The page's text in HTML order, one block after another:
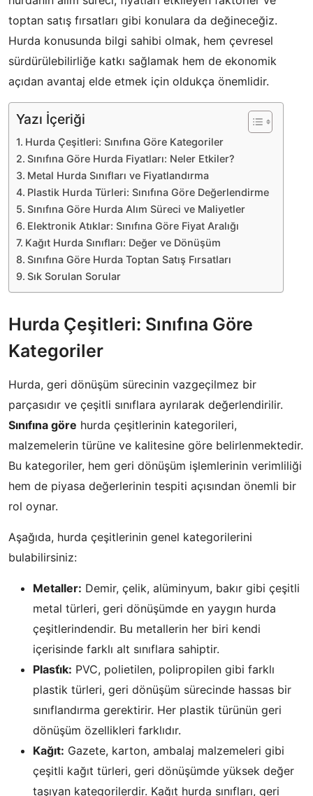
toptan satış fırsatları gibi konulara da değineceğiz.
Hurda konusunda bilgi sahibi olmak, hem çevresel
sürdürülebilirliğe katkı sağlamak hem de ekonomik
açıdan avantaj elde etmek için oldukça önemlidir.
Yazı İçeriği
Hurda Çeşitleri: Sınıfına Göre Kategoriler
Sınıfına Göre Hurda Fiyatları: Neler Etkiler?
Metal Hurda Sınıfları ve Fiyatlandırma
Plastik Hurda Türleri: Sınıfına Göre Değerlendirme
Sınıfına Göre Hurda Alım Süreci ve Maliyetler
Elektronik Atıklar: Sınıfına Göre Fiyat Aralığı
Kağıt Hurda Sınıfları: Değer ve Dönüşüm
Sınıfına Göre Hurda Toptan Satış Fırsatları
Sık Sorulan Sorular
Hurda Çeşitleri: Sınıfına Göre
Kategoriler
Hurda, geri dönüşüm sürecinin vazgeçilmez bir
parçasıdır ve çeşitli sınıflara ayrılarak değerlendirilir.
Sınıfına göre hurda çeşitlerinin kategorileri,
malzemelerin türüne ve kalitesine göre belirlenmektedir.
Bu kategoriler, hem geri dönüşüm işlemlerinin verimliliği
hem de piyasa değerlerinin tespiti açısından önemli bir
rol oynar.
Aşağıda, hurda çeşitlerinin genel kategorilerini
bulabilirsiniz:
Metaller: Demir, çelik, alüminyum, bakır gibi çeşitli
metal türleri, geri dönüşümde en yaygın hurda
çeşitlerindendir. Bu metallerin her biri kendi
içerisinde farklı alt sınıflara sahiptir.
Plasti̇k: PVC, polietilen, polipropilen gibi farklı
plastik türleri, geri dönüşüm sürecinde hassas bir
sınıflandırma gerektirir. Her plastik türünün geri
dönüşüm özellikleri farklıdır.
Kağıt: Gazete, karton, ambalaj malzemeleri gibi
çeşitli kağıt türleri, geri dönüşümde yüksek değer
taşıyan kategorilerdir. Kağıt hurda sınıfları, geri